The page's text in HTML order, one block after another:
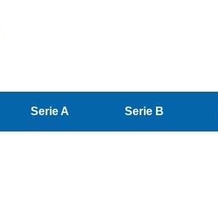
Serie A Serie B